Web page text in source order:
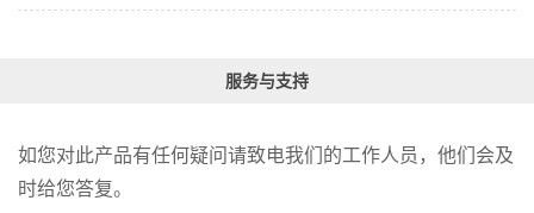
服务与支持
如您对此产品有任何疑问请致电我们的工作人员，他们会及
时给您答复。